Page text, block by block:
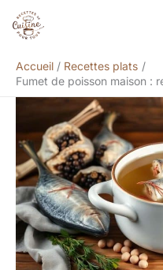
Accueil
Recettes plats
Fumet de poisson maison :
Rechercher